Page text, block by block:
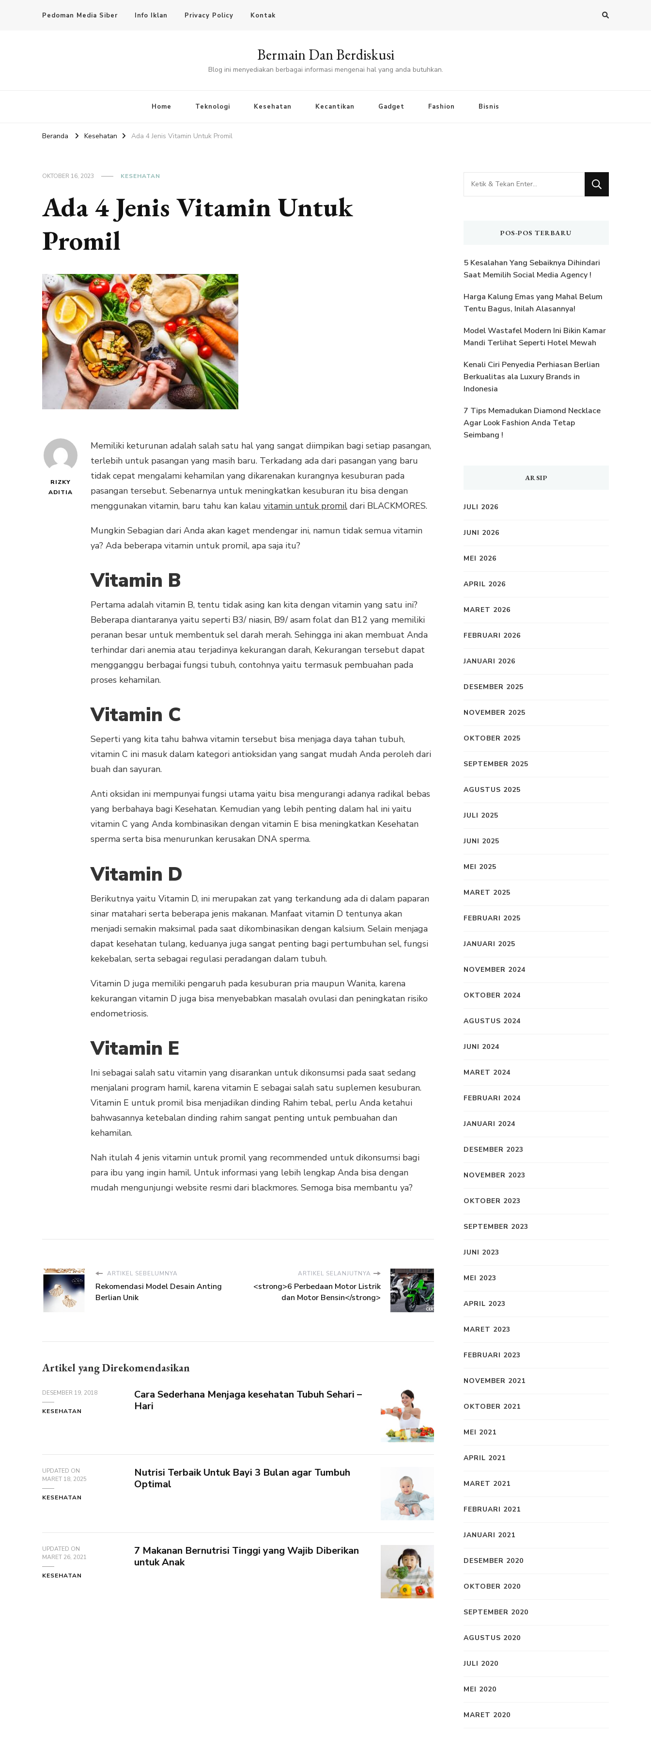
Pedoman Media Siber Info Iklan Privacy Policy Kontak
Bermain Dan Berdiskusi
Blog ini menyediakan berbagai informasi mengenai hal yang anda butuhkan.
Home Teknologi Kesehatan Kecantikan Gadget Fashion Bisnis
Beranda Kesehatan Ada 4 Jenis Vitamin Untuk Promil
OKTOBER 16, 2023 KESEHATAN
Ada 4 Jenis Vitamin Untuk
Promil
RIZKY
ADITIA
Memiliki keturunan adalah salah satu hal yang sangat diimpikan bagi setiap pasangan,
terlebih untuk pasangan yang masih baru. Terkadang ada dari pasangan yang baru
tidak cepat mengalami kehamilan yang dikarenakan kurangnya kesuburan pada
pasangan tersebut. Sebenarnya untuk meningkatkan kesuburan itu bisa dengan
menggunakan vitamin, baru tahu kan kalau vitamin untuk promil dari BLACKMORES.
Mungkin Sebagian dari Anda akan kaget mendengar ini, namun tidak semua vitamin
ya? Ada beberapa vitamin untuk promil, apa saja itu?
Vitamin B
Pertama adalah vitamin B, tentu tidak asing kan kita dengan vitamin yang satu ini?
Beberapa diantaranya yaitu seperti B3/ niasin, B9/ asam folat dan B12 yang memiliki
peranan besar untuk membentuk sel darah merah. Sehingga ini akan membuat Anda
terhindar dari anemia atau terjadinya kekurangan darah, Kekurangan tersebut dapat
mengganggu berbagai fungsi tubuh, contohnya yaitu termasuk pembuahan pada
proses kehamilan.
Vitamin C
Seperti yang kita tahu bahwa vitamin tersebut bisa menjaga daya tahan tubuh,
vitamin C ini masuk dalam kategori antioksidan yang sangat mudah Anda peroleh dari
buah dan sayuran.
Anti oksidan ini mempunyai fungsi utama yaitu bisa mengurangi adanya radikal bebas
yang berbahaya bagi Kesehatan. Kemudian yang lebih penting dalam hal ini yaitu
vitamin C yang Anda kombinasikan dengan vitamin E bisa meningkatkan Kesehatan
sperma serta bisa menurunkan kerusakan DNA sperma.
Vitamin D
Berikutnya yaitu Vitamin D, ini merupakan zat yang terkandung ada di dalam paparan
sinar matahari serta beberapa jenis makanan. Manfaat vitamin D tentunya akan
menjadi semakin maksimal pada saat dikombinasikan dengan kalsium. Selain menjaga
dapat kesehatan tulang, keduanya juga sangat penting bagi pertumbuhan sel, fungsi
kekebalan, serta sebagai regulasi peradangan dalam tubuh.
Vitamin D juga memiliki pengaruh pada kesuburan pria maupun Wanita, karena
kekurangan vitamin D juga bisa menyebabkan masalah ovulasi dan peningkatan risiko
endometriosis.
Vitamin E
Ini sebagai salah satu vitamin yang disarankan untuk dikonsumsi pada saat sedang
menjalani program hamil, karena vitamin E sebagai salah satu suplemen kesuburan.
Vitamin E untuk promil bisa menjadikan dinding Rahim tebal, perlu Anda ketahui
bahwasannya ketebalan dinding rahim sangat penting untuk pembuahan dan
kehamilan.
Nah itulah 4 jenis vitamin untuk promil yang recommended untuk dikonsumsi bagi
para ibu yang ingin hamil. Untuk informasi yang lebih lengkap Anda bisa dengan
mudah mengunjungi website resmi dari blackmores. Semoga bisa membantu ya?
ARTIKEL SEBELUMNYA
Rekomendasi Model Desain Anting
Berlian Unik
ARTIKEL SELANJUTNYA
<strong>6 Perbedaan Motor Listrik
dan Motor Bensin</strong>
Artikel yang Direkomendasikan
DESEMBER 19, 2018
KESEHATAN
Cara Sederhana Menjaga kesehatan Tubuh Sehari –
Hari
UPDATED ON
MARET 18, 2025
KESEHATAN
Nutrisi Terbaik Untuk Bayi 3 Bulan agar Tumbuh
Optimal
UPDATED ON
MARET 26, 2021
KESEHATAN
7 Makanan Bernutrisi Tinggi yang Wajib Diberikan
untuk Anak
Mencari
Sesuatu?
POS-POS TERBARU
5 Kesalahan Yang Sebaiknya Dihindari
Saat Memilih Social Media Agency !
Harga Kalung Emas yang Mahal Belum
Tentu Bagus, Inilah Alasannya!
Model Wastafel Modern Ini Bikin Kamar
Mandi Terlihat Seperti Hotel Mewah
Kenali Ciri Penyedia Perhiasan Berlian
Berkualitas ala Luxury Brands in
Indonesia
7 Tips Memadukan Diamond Necklace
Agar Look Fashion Anda Tetap
Seimbang !
ARSIP
JULI 2026
JUNI 2026
MEI 2026
APRIL 2026
MARET 2026
FEBRUARI 2026
JANUARI 2026
DESEMBER 2025
NOVEMBER 2025
OKTOBER 2025
SEPTEMBER 2025
AGUSTUS 2025
JULI 2025
JUNI 2025
MEI 2025
MARET 2025
FEBRUARI 2025
JANUARI 2025
NOVEMBER 2024
OKTOBER 2024
AGUSTUS 2024
JUNI 2024
MARET 2024
FEBRUARI 2024
JANUARI 2024
DESEMBER 2023
NOVEMBER 2023
OKTOBER 2023
SEPTEMBER 2023
JUNI 2023
MEI 2023
APRIL 2023
MARET 2023
FEBRUARI 2023
NOVEMBER 2021
OKTOBER 2021
MEI 2021
APRIL 2021
MARET 2021
FEBRUARI 2021
JANUARI 2021
DESEMBER 2020
OKTOBER 2020
SEPTEMBER 2020
AGUSTUS 2020
JULI 2020
MEI 2020
MARET 2020